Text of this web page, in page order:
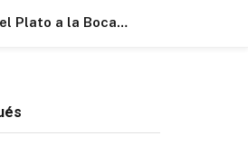
Plato a la Boca…